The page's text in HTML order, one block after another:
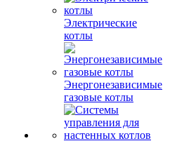
Электрические
котлы
Энергонезависимые
газовые котлы